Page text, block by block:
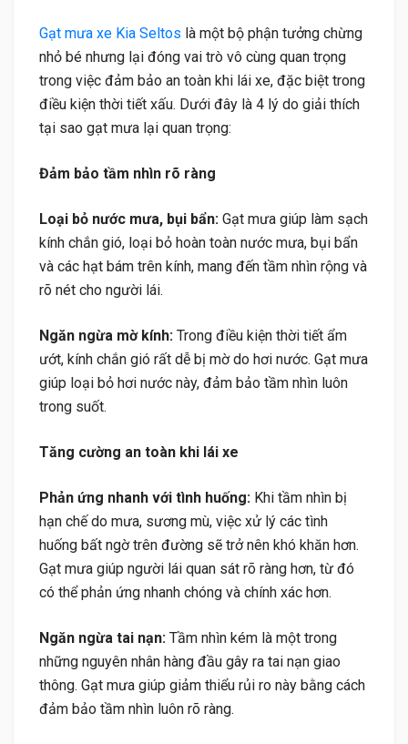
Gạt mưa xe Kia Seltos là một bộ phận tưởng chừng
nhỏ bé nhưng lại đóng vai trò vô cùng quan trọng
trong việc đảm bảo an toàn khi lái xe, đặc biệt trong
điều kiện thời tiết xấu. Dưới đây là 4 lý do giải thích
tại sao gạt mưa lại quan trọng:
Đảm bảo tầm nhìn rõ ràng
Loại bỏ nước mưa, bụi bẩn: Gạt mưa giúp làm sạch
kính chắn gió, loại bỏ hoàn toàn nước mưa, bụi bẩn
và các hạt bám trên kính, mang đến tầm nhìn rộng và
rõ nét cho người lái.
Ngăn ngừa mờ kính: Trong điều kiện thời tiết ẩm
ướt, kính chắn gió rất dễ bị mờ do hơi nước. Gạt mưa
giúp loại bỏ hơi nước này, đảm bảo tầm nhìn luôn
trong suốt.
Tăng cường an toàn khi lái xe
Phản ứng nhanh với tình huống: Khi tầm nhìn bị
hạn chế do mưa, sương mù, việc xử lý các tình
huống bất ngờ trên đường sẽ trở nên khó khăn hơn.
Gạt mưa giúp người lái quan sát rõ ràng hơn, từ đó
có thể phản ứng nhanh chóng và chính xác hơn.
Ngăn ngừa tai nạn: Tầm nhìn kém là một trong
những nguyên nhân hàng đầu gây ra tai nạn giao
thông. Gạt mưa giúp giảm thiểu rủi ro này bằng cách
đảm bảo tầm nhìn luôn rõ ràng.